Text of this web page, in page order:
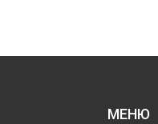
МЕНЮ